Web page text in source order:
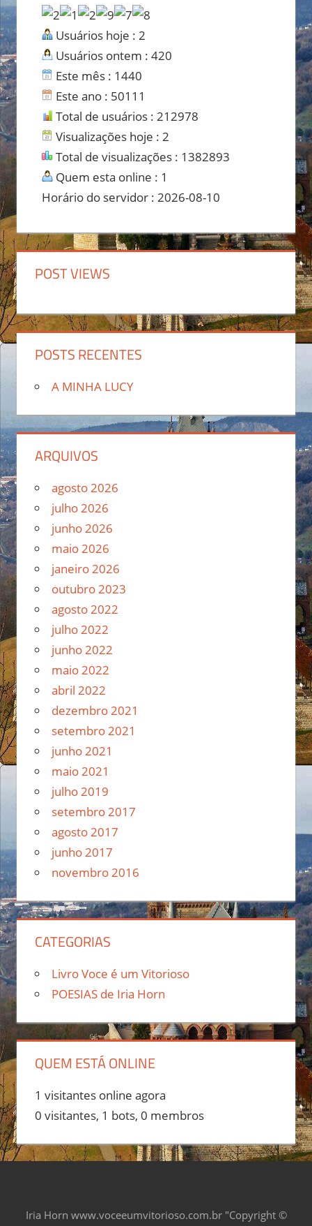
Usuários hoje : 2
Usuários ontem : 420
Este mês : 1440
Este ano : 50111
Total de usuários : 212978
Visualizações hoje : 2
Total de visualizações : 1382893
Quem esta online : 1
Horário do servidor : 2026-08-10
POST VIEWS
POSTS RECENTES
A MINHA LUCY
ARQUIVOS
agosto 2026
julho 2026
junho 2026
maio 2026
janeiro 2026
outubro 2023
agosto 2022
julho 2022
junho 2022
maio 2022
abril 2022
dezembro 2021
setembro 2021
junho 2021
maio 2021
julho 2019
setembro 2017
agosto 2017
junho 2017
novembro 2016
CATEGORIAS
Livro Voce é um Vitorioso
POESIAS de Iria Horn
QUEM ESTÁ ONLINE
1 visitantes online agora
0 visitantes, 1 bots, 0 membros
Iria Horn www.voceeumvitorioso.com.br "Copyright ©